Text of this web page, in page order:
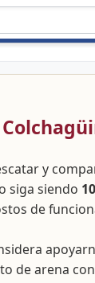
y
siga siendo
de
de arena